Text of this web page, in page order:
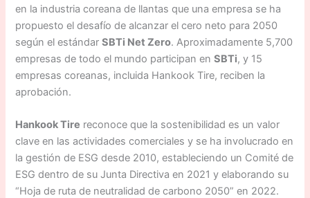
en la industria coreana de llantas que una empresa se ha
propuesto el desafío de alcanzar el cero neto para 2050
según el estándarSBTi Net Zero. Aproximadamente 5,700
empresas de todo el mundo participan enSBTi, y 15
empresas coreanas, incluida Hankook Tire, reciben la
aprobación.
Hankook Tire reconoce que la sostenibilidad es un valor
clave en las actividades comerciales y se ha involucrado en
la gestión de ESG desde 2010, estableciendo un Comité de
ESG dentro de su Junta Directiva en 2021 y elaborando su
“Hoja de ruta de neutralidad de carbono 2050” en 2022.